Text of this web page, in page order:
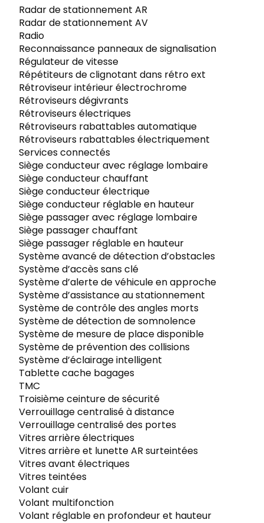
Radar de stationnement AR
Radar de stationnement AV
Radio
Reconnaissance panneaux de signalisation
Régulateur de vitesse
Répétiteurs de clignotant dans rétro ext
Rétroviseur intérieur électrochrome
Rétroviseurs dégivrants
Rétroviseurs électriques
Rétroviseurs rabattables automatique
Rétroviseurs rabattables électriquement
Services connectés
Siège conducteur avec réglage lombaire
Siège conducteur chauffant
Siège conducteur électrique
Siège conducteur réglable en hauteur
Siège passager avec réglage lombaire
Siège passager chauffant
Siège passager réglable en hauteur
Système avancé de détection d’obstacles
Système d’accès sans clé
Système d’alerte de véhicule en approche
Système d’assistance au stationnement
Système de contrôle des angles morts
Système de détection de somnolence
Système de mesure de place disponible
Système de prévention des collisions
Système d’éclairage intelligent
Tablette cache bagages
TMC
Troisième ceinture de sécurité
Verrouillage centralisé à distance
Verrouillage centralisé des portes
Vitres arrière électriques
Vitres arrière et lunette AR surteintées
Vitres avant électriques
Vitres teintées
Volant cuir
Volant multifonction
Volant réglable en profondeur et hauteur